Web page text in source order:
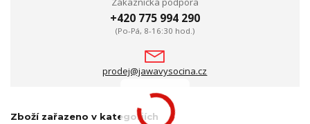
+420 775 994 290
(Po-Pá, 8-16:30 hod.)
prodej@jawavysocina.cz
Zboží zařazeno v kategoriích